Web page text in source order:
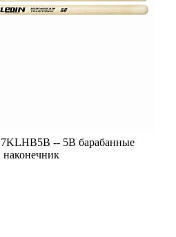
-- 5В барабанные
наконечник